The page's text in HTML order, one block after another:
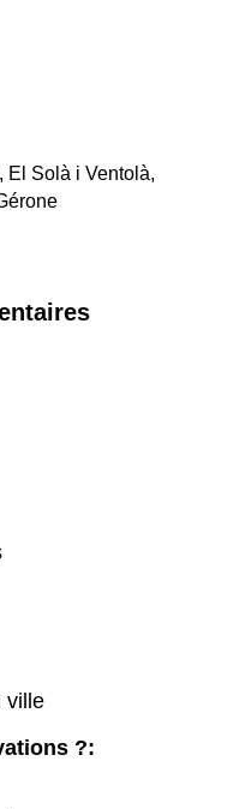
El Solà i Ventolà,
ville
?: